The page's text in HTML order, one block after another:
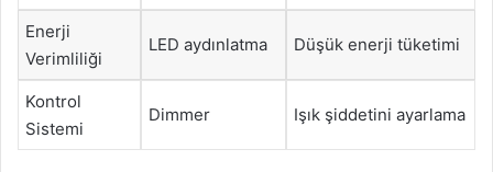
Enerji
Verimliliği
LED aydınlatma Düşük enerji tüketimi
Kontrol
Sistemi
Dimmer Işık şiddetini ayarlama